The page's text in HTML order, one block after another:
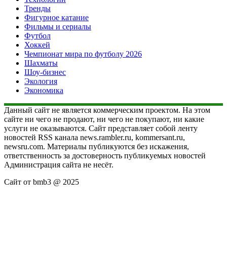
Тренды
Фигурное катание
Фильмы и сериалы
Футбол
Хоккей
Чемпионат мира по футболу 2026
Шахматы
Шоу-бизнес
Экология
Экономика
Данный сайт не является коммерческим проектом. На этом
сайте ни чего не продают, ни чего не покупают, ни какие
услуги не оказываются. Сайт представляет собой ленту
новостей RSS канала news.rambler.ru, kommersant.ru,
newsru.com. Материалы публикуются без искажения,
ответственность за достоверность публикуемых новостей
Администрация сайта не несёт.
Сайт от bmb3 @ 2025